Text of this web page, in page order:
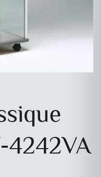
4242VA